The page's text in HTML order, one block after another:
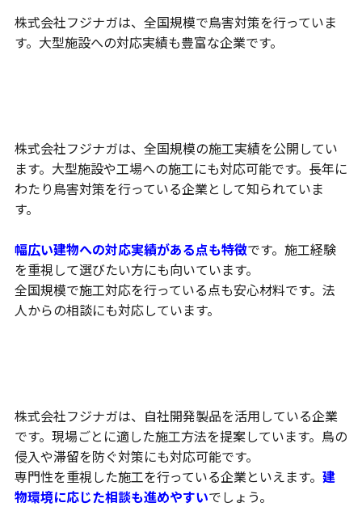
株式会社フジナガは、全国規模で鳥害対策を行っていま
す。大型施設への対応実績も豊富な企業です。
株式会社フジナガは、全国規模の施工実績を公開してい
ます。大型施設や工場への施工にも対応可能です。長年に
わたり鳥害対策を行っている企業として知られていま
す。
幅広い建物への対応実績がある点も特徴です。施工経験
を重視して選びたい方にも向いています。
全国規模で施工対応を行っている点も安心材料です。法
人からの相談にも対応しています。
株式会社フジナガは、自社開発製品を活用している企業
です。現場ごとに適した施工方法を提案しています。鳥の
侵入や滞留を防ぐ対策にも対応可能です。
専門性を重視した施工を行っている企業といえます。 建
物環境に応じた相談も進めやすいでしょう。